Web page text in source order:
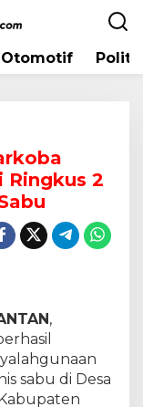
Otomotif
Ringkus 2
,
sabu di Desa